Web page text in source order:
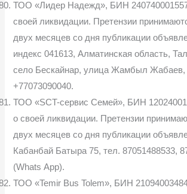
ТОО «Лидер Надежд», БИН
своей ликвидации. Претензии
двух месяцев со дня публикации
индекс 041613, Алматинская область,
село Бескайнар, улица Жамбыл Жабаев,
+77073090040.
ТОО «SCT-сервис Семей», БИН
о своей ликвидации. Претензии
двух месяцев со дня публикации
Кабанбай Батыра 75, тел. 87051488533,
(Whats Аpp).
ТОО «Temir Bus Tolem», БИН